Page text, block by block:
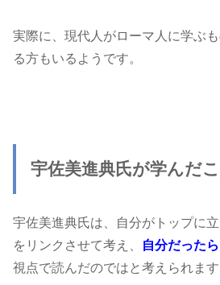
実際に、現代人がローマ人に学ぶ
る方もいるようです。
宇佐美進典氏が学んだ
宇佐美進典氏は、自分がトップに
をリンクさせて考え、 自分だった
視点で読んだのではと考えられます